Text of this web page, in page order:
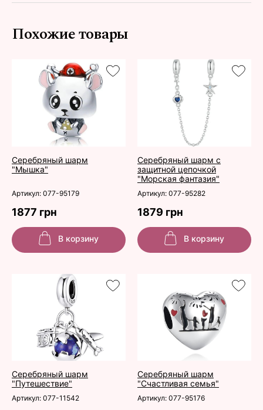
Похожие товары
Серебряный шарм
"Мышка"
Серебряный шарм с
защитной цепочкой
"Морская фантазия"
Артикул: 077-95179 Артикул: 077-95282
1877 грн 1879 грн
В корзину В корзину
Серебряный шарм
"Путешествие"
Серебряный шарм
"Счастливая семья"
Артикул: 077-11542 Артикул: 077-95176